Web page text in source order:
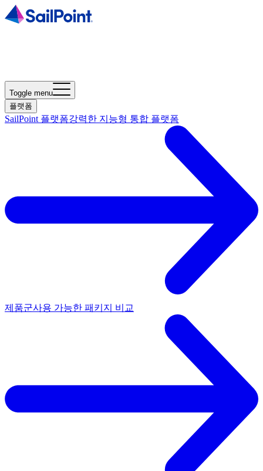
Toggle menu
플랫폼
SailPoint 플랫폼강력한 지능형 통합 플랫폼
제품군사용 가능한 패키지 비교